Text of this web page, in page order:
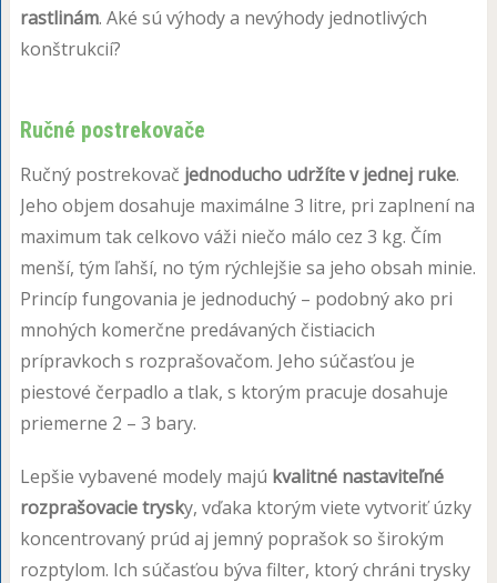
rastlinám. Aké sú výhody a nevýhody jednotlivých
konštrukcií?
Ručné postrekovače
Ručný postrekovač jednoducho udržíte v jednej ruke.
Jeho objem dosahuje maximálne 3 litre, pri zaplnení na
maximum tak celkovo váži niečo málo cez 3 kg. Čím
menší, tým ľahší, no tým rýchlejšie sa jeho obsah minie.
Princíp fungovania je jednoduchý – podobný ako pri
mnohých komerčne predávaných čistiacich
prípravkoch s rozprašovačom. Jeho súčasťou je
piestové čerpadlo a tlak, s ktorým pracuje dosahuje
priemerne 2 – 3 bary.
Lepšie vybavené modely majú kvalitné nastaviteľné
rozprašovacie trysky, vďaka ktorým viete vytvoriť úzky
koncentrovaný prúd aj jemný poprašok so širokým
rozptylom. Ich súčasťou býva filter, ktorý chráni trysky